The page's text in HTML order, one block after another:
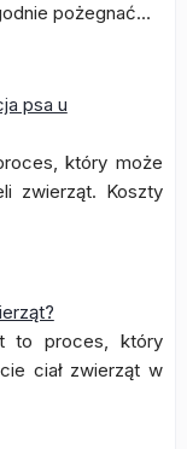
pożegnać…
psa u
który może
zwierząt. Koszty
to proces, który
ciał zwierząt w